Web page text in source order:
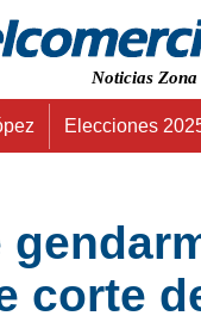
Noticias
Elecciones
corte